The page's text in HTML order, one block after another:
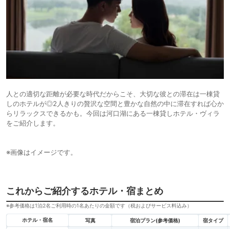
人との適切な距離が必要な時代だからこそ、大切な彼との滞在は一棟貸
しのホテルが◎2人きりの贅沢な空間と豊かな自然の中に滞在すれば心か
らリラックスできるかも。今回は河口湖にある一棟貸しホテル・ヴィラ
をご紹介します。
※画像はイメージです。
これからご紹介するホテル・宿まとめ
※参考価格は1泊2名ご利用時の1名あたりの金額です（税およびサービス料込み）
ホテル・宿名 写真 宿泊プラン(参考価格) 宿タイプ